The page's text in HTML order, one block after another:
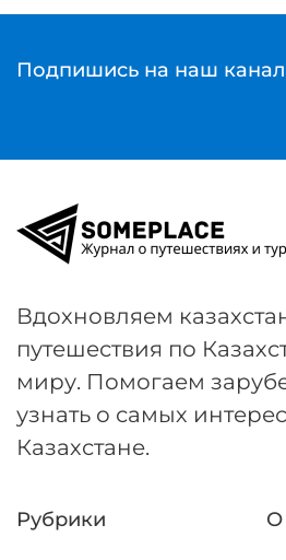
Подпишись на наш канал
Вдохновляем
путешествия по
миру. Помогаем
узнать о самых
Казахстане.
Рубрики О